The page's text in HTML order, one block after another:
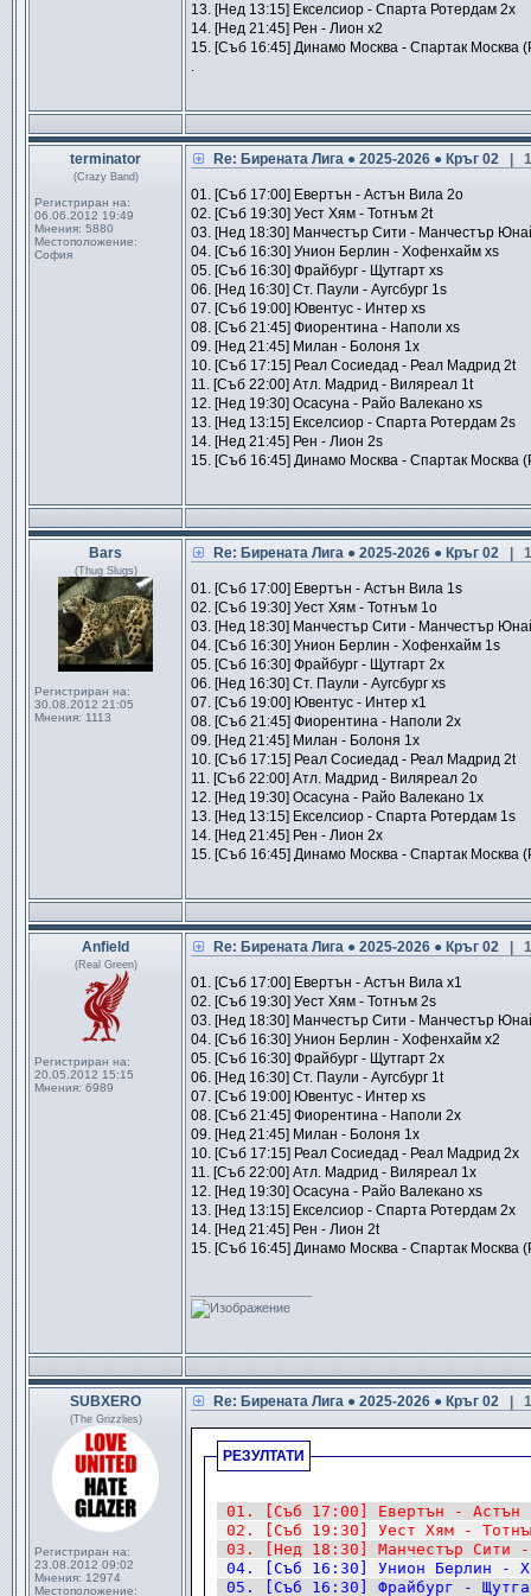
13. [Нед 13:15] Екселсиор - Спарта Ротердам 2x
14. [Нед 21:45] Рен - Лион x2
15. [Съб 16:45] Динамо Москва - Спартак Москва
.
terminator
(Crazy Band)
Регистриран на:
06.06.2012 19:49
Мнения: 5880
Местоположение:
София
Re: Бирената Лига ● 2025-2026 ● Кръг 02 |
01. [Съб 17:00] Евертън - Астън Вила 2o
02. [Съб 19:30] Уест Хям - Тотнъм 2t
03. [Нед 18:30] Манчестър Сити - Манчестър
04. [Съб 16:30] Унион Берлин - Хофенхайм xs
05. [Съб 16:30] Фрайбург - Щутгарт xs
06. [Нед 16:30] Ст. Паули - Аугсбург 1s
07. [Съб 19:00] Ювентус - Интер xs
08. [Съб 21:45] Фиорентина - Наполи xs
09. [Нед 21:45] Милан - Болоня 1x
10. [Съб 17:15] Реал Сосиедад - Реал Мадрид 2t
11. [Съб 22:00] Атл. Мадрид - Виляреал 1t
12. [Нед 19:30] Осасуна - Райо Валекано xs
13. [Нед 13:15] Екселсиор - Спарта Ротердам 2s
14. [Нед 21:45] Рен - Лион 2s
15. [Съб 16:45] Динамо Москва - Спартак Москва
Bars
(Thug Slugs)
Регистриран на:
30.08.2012 21:05
Мнения: 1113
Re: Бирената Лига ● 2025-2026 ● Кръг 02 |
01. [Съб 17:00] Евертън - Астън Вила 1s
02. [Съб 19:30] Уест Хям - Тотнъм 1o
03. [Нед 18:30] Манчестър Сити - Манчестър
04. [Съб 16:30] Унион Берлин - Хофенхайм 1s
05. [Съб 16:30] Фрайбург - Щутгарт 2x
06. [Нед 16:30] Ст. Паули - Аугсбург xs
07. [Съб 19:00] Ювентус - Интер x1
08. [Съб 21:45] Фиорентина - Наполи 2x
09. [Нед 21:45] Милан - Болоня 1x
10. [Съб 17:15] Реал Сосиедад - Реал Мадрид 2t
11. [Съб 22:00] Атл. Мадрид - Виляреал 2o
12. [Нед 19:30] Осасуна - Райо Валекано 1x
13. [Нед 13:15] Екселсиор - Спарта Ротердам 1s
14. [Нед 21:45] Рен - Лион 2x
15. [Съб 16:45] Динамо Москва - Спартак Москва
Anfield
(Real Green)
Регистриран на:
20.05.2012 15:15
Мнения: 6989
Re: Бирената Лига ● 2025-2026 ● Кръг 02 |
01. [Съб 17:00] Евертън - Астън Вила x1
02. [Съб 19:30] Уест Хям - Тотнъм 2s
03. [Нед 18:30] Манчестър Сити - Манчестър
04. [Съб 16:30] Унион Берлин - Хофенхайм x2
05. [Съб 16:30] Фрайбург - Щутгарт 2x
06. [Нед 16:30] Ст. Паули - Аугсбург 1t
07. [Съб 19:00] Ювентус - Интер xs
08. [Съб 21:45] Фиорентина - Наполи 2x
09. [Нед 21:45] Милан - Болоня 1x
10. [Съб 17:15] Реал Сосиедад - Реал Мадрид 2x
11. [Съб 22:00] Атл. Мадрид - Виляреал 1x
12. [Нед 19:30] Осасуна - Райо Валекано xs
13. [Нед 13:15] Екселсиор - Спарта Ротердам 2x
14. [Нед 21:45] Рен - Лион 2t
15. [Съб 16:45] Динамо Москва - Спартак Москва
SUBXERO
(The Grizzlies)
Регистриран на:
23.08.2012 09:02
Мнения: 12974
Местоположение:
Re: Бирената Лига ● 2025-2026 ● Кръг 02 |
РЕЗУЛТАТИ
01. [Съб
02. [Съб
03. [Нед 18:30]
04. [Съб 16:30]
05. [Съб